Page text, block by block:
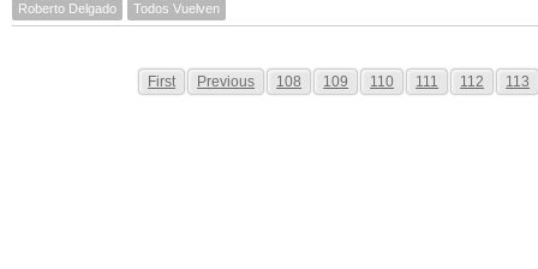
Roberto Delgado
Todos Vuelven
First Previous 108 109 110 111 112 113